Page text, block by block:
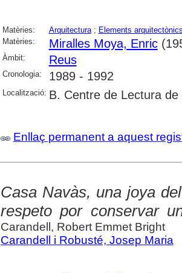
Matèries: Arquitectura; Elements
Matèries:
Miralles Moya, Enric
Àmbit: Reus
Cronologia: 1989 - 1992
Localització: B. Centre de Lectura de
Enllaç permanent a aquest
Casa Navàs, una joya
respeto por conservar
Carandell, Robert Emmet Bright
Carandell i Robusté, Josep Maria